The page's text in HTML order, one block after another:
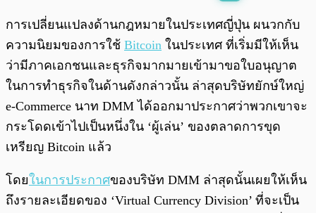
พร้อมเล่น 0:00
การเปลี่ยนแปลงด้านกฎหมายในประเทศญี่ปุ่น ผนวกกับ
ความนิยมของการใช้ Bitcoin ในประเทศ ที่เริ่มมีให้เห็น
ว่ามีภาคเอกชนและธุรกิจมากมายเข้ามาขอใบอนุญาต
ในการทำธุรกิจในด้านดังกล่าวนั้น ล่าสุดบริษัทยักษ์ใหญ่
e-Commerce นาท DMM ได้ออกมาประกาศว่าพวกเขาจะ
กระโดดเข้าไปเป็นหนึ่งใน ‘ผู้เล่น’ ของตลาดการขุด
เหรียญ Bitcoin แล้ว
โดยในการประกาศของบริษัท DMM ล่าสุดนั้นเผยให้เห็น
ถึงรายละเอียดของ ‘Virtual Currency Division’ ที่จะเป็น